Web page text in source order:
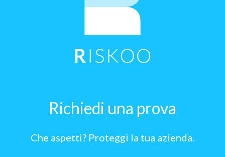
Richiedi una prova
Che aspetti? Proteggi la tua azienda.